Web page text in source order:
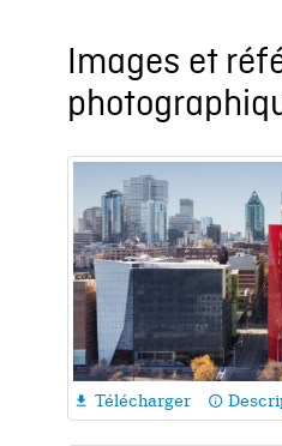
Images et
 Télécharger info_outline